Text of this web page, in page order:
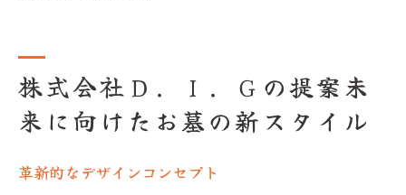
株式会社Ｄ．Ｉ．Ｇの提案未
来に向けたお墓の新スタイル
革新的なデザインコンセプト